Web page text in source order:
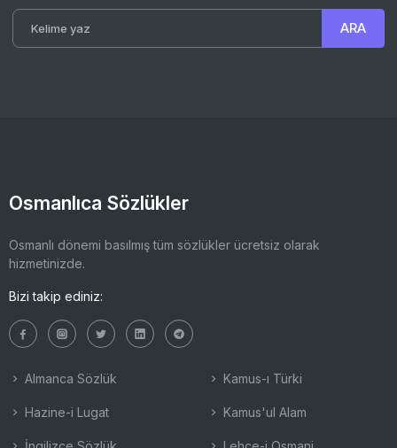
Osmanlıca Sözlükler
Osmanlı dönemi basılmış tüm sözlükler ücretsiz olarak
hizmetinizde.
Bizi takip ediniz:
Almanca Sözlük
Hazine-i Lugat
Kamus-ı Türki
Kamus'ul Alam